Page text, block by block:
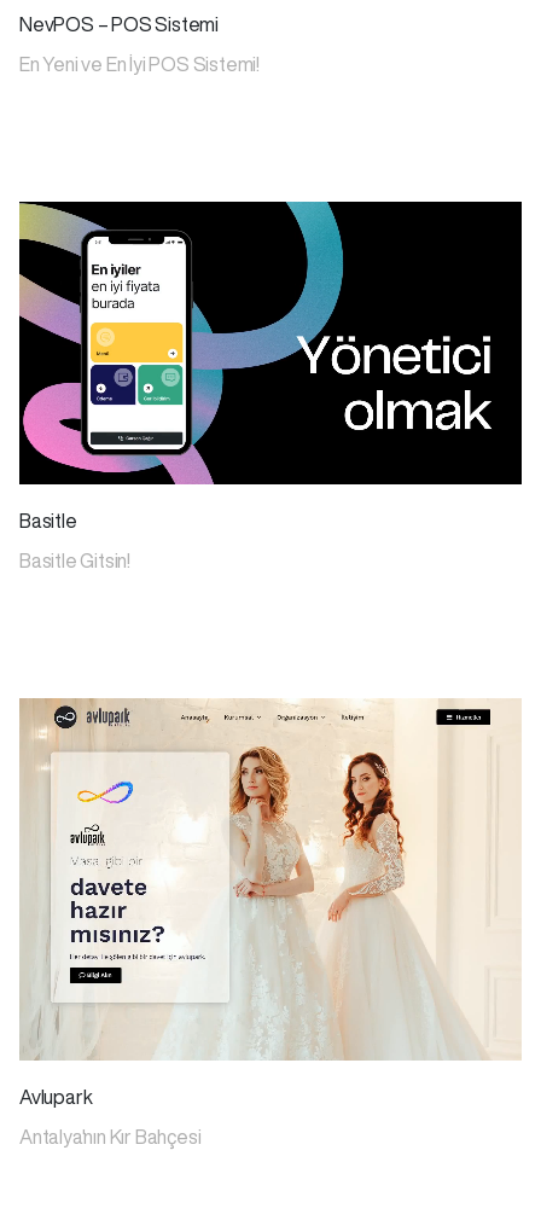
NevPOS – POS Sistemi
En Yeni ve En İyi POS Sistemi!
Basitle
Basitle Gitsin!
Avlupark
Antalya'nın Kır Bahçesi